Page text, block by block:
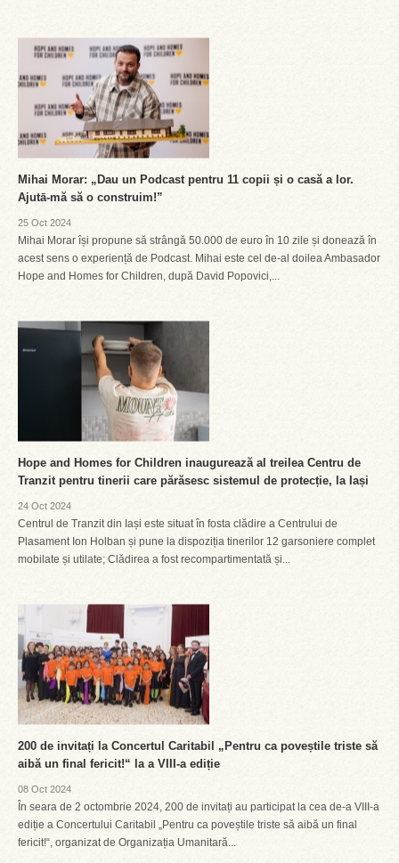
Mihai Morar: „Dau un Podcast pentru 11 copii și o casă a lor.
Ajutā-mă să o construim!”
25 Oct 2024
Mihai Morar își propune să strângă 50.000 de euro în 10 zile și donează în
acest sens o experiență de Podcast. Mihai este cel de-al doilea Ambasador
Hope and Homes for Children, după David Popovici,...
Hope and Homes for Children inaugurează al treilea Centru de
Tranzit pentru tinerii care părăsesc sistemul de protecție, la Iași
24 Oct 2024
Centrul de Tranzit din Iași este situat în fosta clădire a Centrului de
Plasament Ion Holban și pune la dispoziția tinerilor 12 garsoniere complet
mobilate și utilate; Clădirea a fost recompartimentată și...
200 de invitați la Concertul Caritabil „Pentru ca poveștile triste să
aibă un final fericit!“ la a VIII-a ediție
08 Oct 2024
În seara de 2 octombrie 2024, 200 de invitați au participat la cea de-a VIII-a
ediție a Concertului Caritabil „Pentru ca poveștile triste să aibă un final
fericit!“, organizat de Organizația Umanitară...